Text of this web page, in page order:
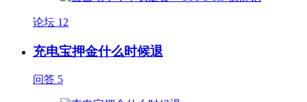
论坛 12
充电宝押金什么时候退
问答 5